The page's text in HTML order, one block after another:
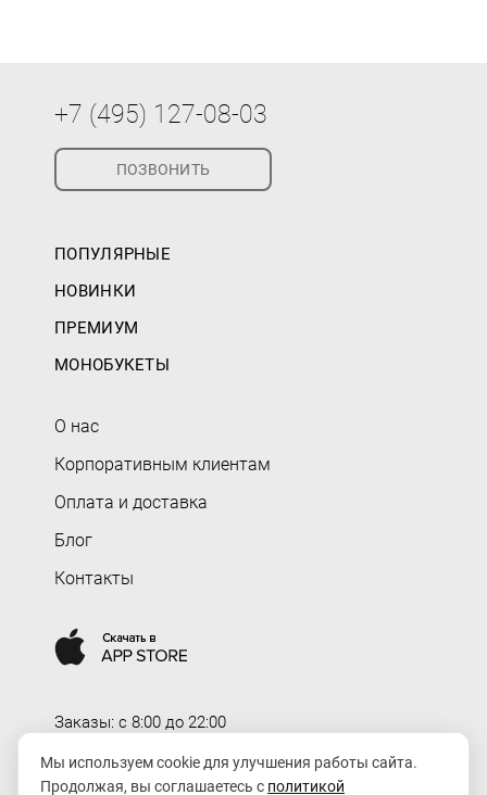
+7 (495) 127-08-03
ПОЗВОНИТЬ
ПОПУЛЯРНЫЕ
НОВИНКИ
ПРЕМИУМ
МОНОБУКЕТЫ
О нас
Корпоративным клиентам
Оплата и доставка
Блог
Контакты
Заказы: c 8:00 до 22:00
Доставка: c 8:00 до 00:00
Мы используем cookie для улучшения работы сайта.
Продолжая, вы соглашаетесь с политикой